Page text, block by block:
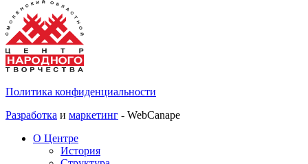
Политика конфиденциальности
Разработка и маркетинг - WebCanape
О Центре
История